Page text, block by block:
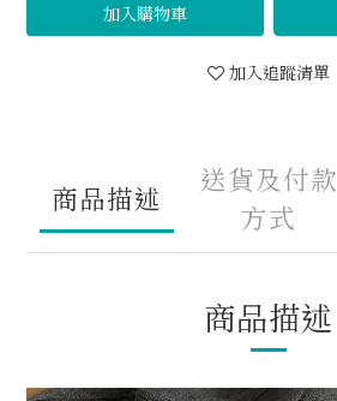
加入購物車
加入追蹤清單
商品描述
送貨及付款
方式
商品描述